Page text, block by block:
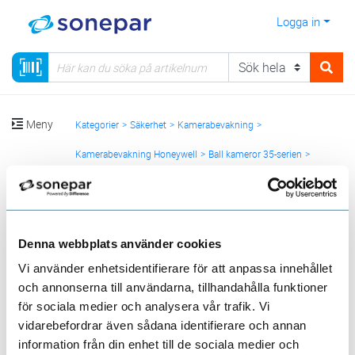
Denna webbplats använder cookies
Vi använder enhetsidentifierare för att anpassa innehållet
och annonserna till användarna, tillhandahålla funktioner
för sociala medier och analysera vår trafik. Vi
vidarebefordrar även sådana identifierare och annan
information från din enhet till de sociala medier och
Logga in
Meny Kategorier Säkerhet Kamerabevakning
Kamerabevakning Honeywell Ball kameror 35-serien
Ball kameror MFZ lins utomhus
Sortera
Sida < 1 > Per sida 20 50 100 200
HONEYWELL SECURITY
Produktlinjer